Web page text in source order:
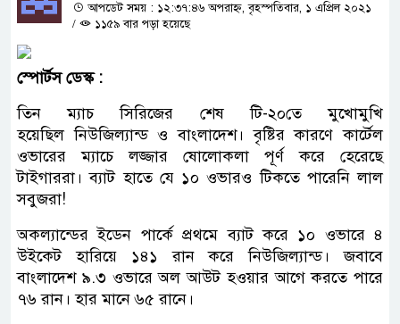
আপডেট সময় : ১২:৩৭:৪৬ অপরাহ্ন, বৃহস্পতিবার, ১ এপ্রিল ২০২১
/
১১৫৯ বার পড়া হয়েছে
স্পোর্টস ডেস্ক:
তিন ম্যাচ সিরিজের শেষ টি-২০তে মুখোমুখি
হয়েছিল নিউজিল্যান্ড ও বাংলাদেশ। বৃষ্টির কারণে কার্টেল
ওভারের ম্যাচে লজ্জার ষোলোকলা পূর্ণ করে হেরেছে
টাইগাররা। ব্যাট হাতে যে ১০ ওভারও টিকতে পারেনি লাল
সবুজরা!
অকল্যান্ডের ইডেন পার্কে প্রথমে ব্যাট করে ১০ ওভারে ৪
উইকেট হারিয়ে ১৪১ রান করে নিউজিল্যান্ড। জবাবে
বাংলাদেশ ৯.৩ ওভারে অল আউট হওয়ার আগে করতে পারে
৭৬ রান। হার মানে ৬৫ রানে।